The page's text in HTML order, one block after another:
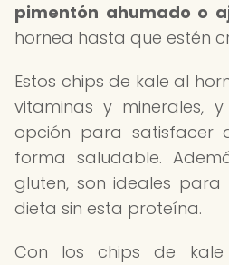
pimentón ahumado o
hornea hasta que estén
Estos chips de kale al
vitaminas y minerales,
opción para satisfacer
forma saludable.
gluten, son ideales para
dieta sin esta proteína.
Con los chips de